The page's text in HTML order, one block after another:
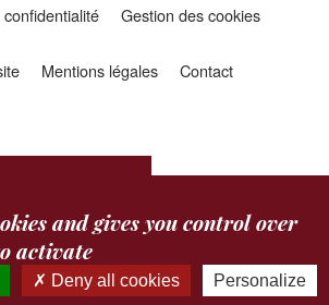
Gestion des cookies
Mentions légales Contact
Moreul Parquet
and gives you control over
activate
Deny all cookies Personalize